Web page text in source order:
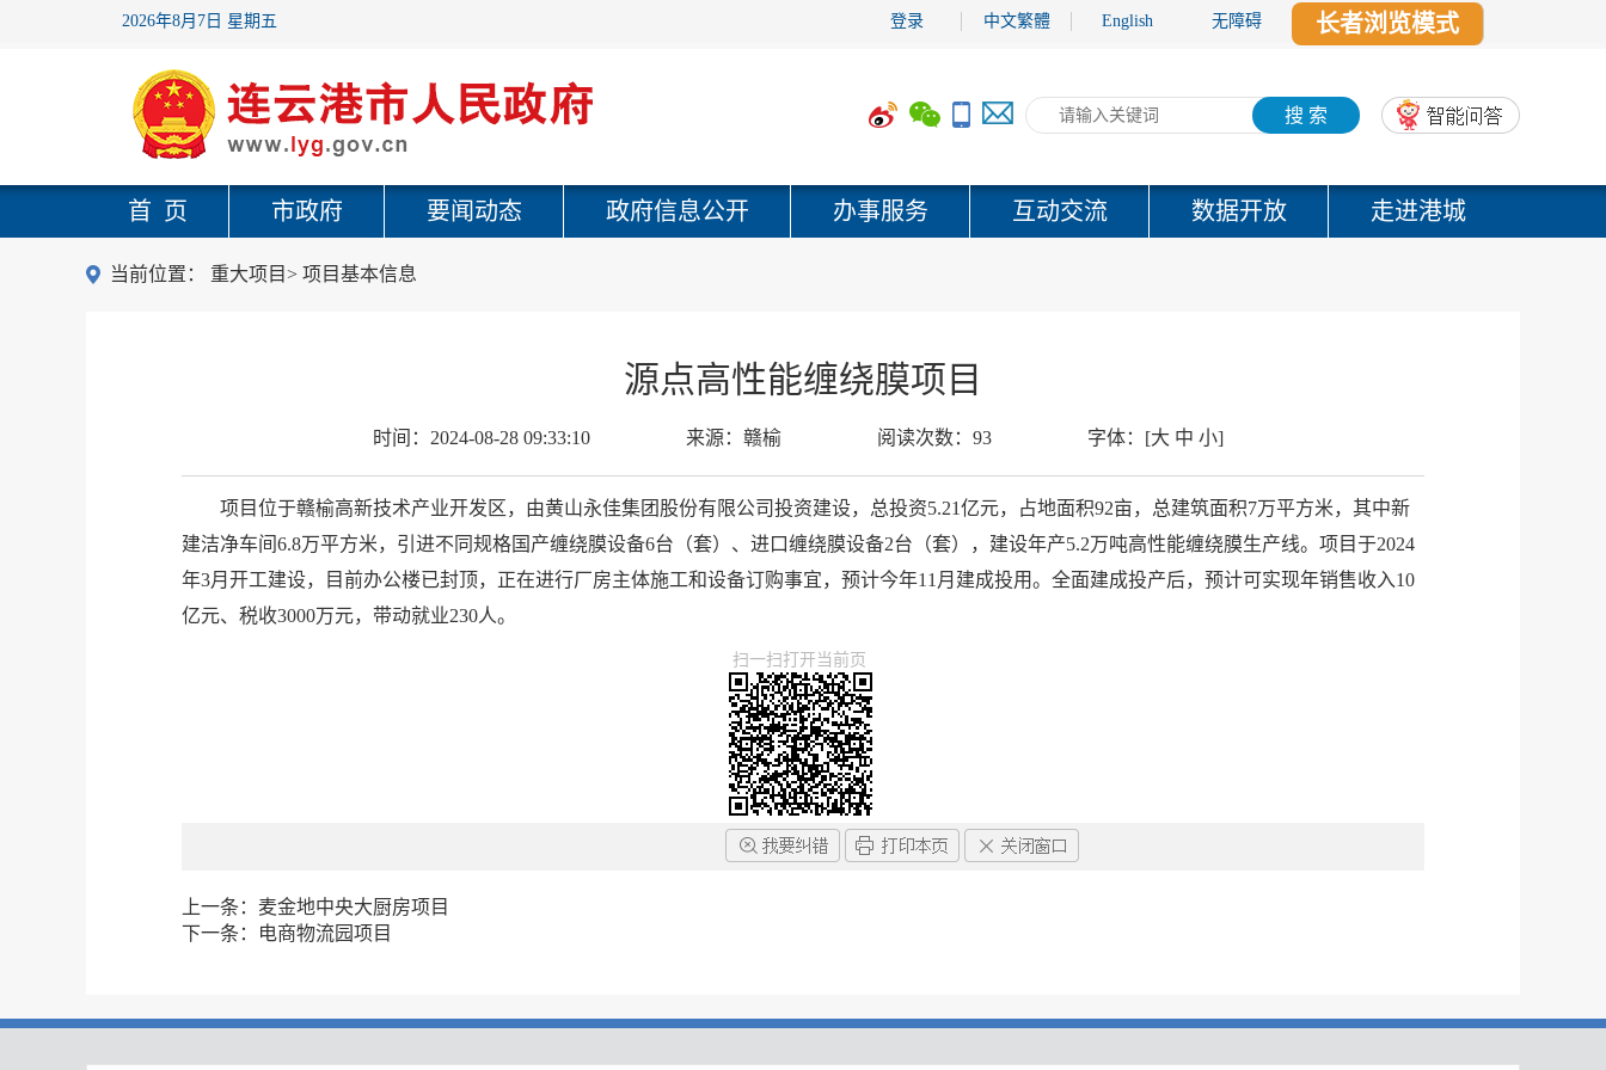
2026年8月7日 星期五 登录 中文繁體 English 无障碍 长者浏览模式
搜 索
首 页 市政府 要闻动态 政府信息公开 办事服务 互动交流 数据开放 走进港城
当前位置： 重大项目> 项目基本信息
源点高性能缠绕膜项目
时间： 2024-08-28 09:33:10 来源： 赣榆 阅读次数： 93 字体： [大 中 小]
项目位于赣榆高新技术产业开发区，由黄山永佳集团股份有限公司投资建设，总投资5.21亿元，占地面积92亩，总建筑面积7万平方米，其中新
建洁净车间6.8万平方米，引进不同规格国产缠绕膜设备6台（套）、进口缠绕膜设备2台（套），建设年产5.2万吨高性能缠绕膜生产线。项目于2024
年3月开工建设，目前办公楼已封顶，正在进行厂房主体施工和设备订购事宜，预计今年11月建成投用。全面建成投产后，预计可实现年销售收入10
亿元、税收3000万元，带动就业230人。
扫一扫打开当前页
上一条： 麦金地中央大厨房项目
下一条：
电商物流园项目